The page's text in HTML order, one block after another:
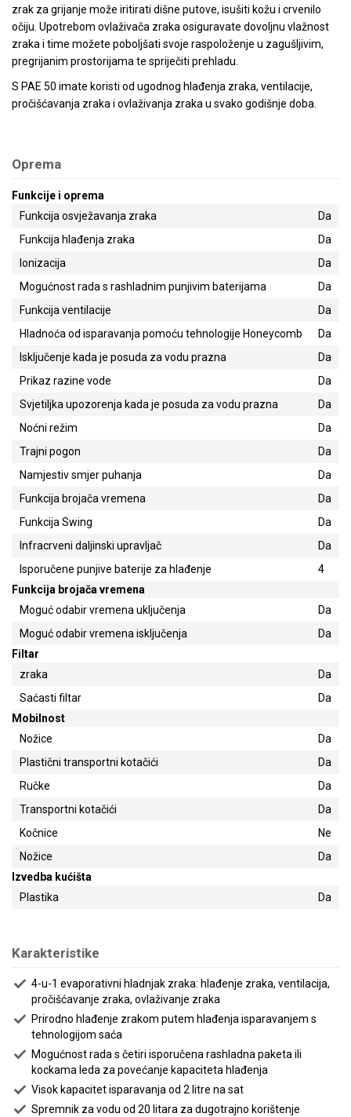
zrak za grijanje može iritirati dišne putove, isušiti kožu i crvenilo
očiju. Upotrebom ovlaživača zraka osiguravate dovoljnu vlažnost
zraka i time možete poboljšati svoje raspoloženje u zagušljivim,
pregrijanim prostorijama te spriječiti prehladu.
S PAE 50 imate koristi od ugodnog hlađenja zraka, ventilacije,
pročišćavanja zraka i ovlaživanja zraka u svako godišnje doba.
Oprema
Funkcije i oprema
Funkcija osvježavanja zraka
Da
Funkcija hlađenja zraka
Da
Ionizacija
Da
Mogućnost rada s rashladnim punjivim baterijama
Da
Funkcija ventilacije
Da
Hladnoća od isparavanja pomoću tehnologije Honeycomb
Da
Isključenje kada je posuda za vodu prazna
Da
Prikaz razine vode
Da
Svjetiljka upozorenja kada je posuda za vodu prazna
Da
Noćni režim
Da
Trajni pogon
Da
Namjestiv smjer puhanja
Da
Funkcija brojača vremena
Da
Funkcija Swing
Da
Infracrveni daljinski upravljač
Da
Isporučene punjive baterije za hlađenje
4
Funkcija brojača vremena
Moguć odabir vremena uključenja
Da
Moguć odabir vremena isključenja
Da
Filtar
zraka
Da
Saćasti filtar
Da
Mobilnost
Nožice
Da
Plastični transportni kotačići
Da
Ručke
Da
Transportni kotačići
Da
Kočnice
Ne
Nožice
Da
Izvedba kućišta
Plastika
Da
Karakteristike
4-u-1 evaporativni hladnjak zraka: hlađenje zraka, ventilacija,
pročišćavanje zraka, ovlaživanje zraka
Prirodno hlađenje zrakom putem hlađenja isparavanjem s
tehnologijom saća
Mogućnost rada s četiri isporučena rashladna paketa ili
kockama leda za povećanje kapaciteta hlađenja
Visok kapacitet isparavanja od 2 litre na sat
Spremnik za vodu od 20 litara za dugotrajno korištenje